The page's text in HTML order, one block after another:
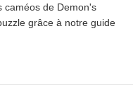
caméos de Demon's
grâce à notre guide